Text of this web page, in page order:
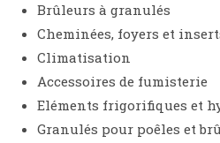
Brûleurs à granulés
Cheminées, foyers et
Climatisation
Accessoires de fumisterie
Eléments frigorifiques et
Granulés pour poêles et